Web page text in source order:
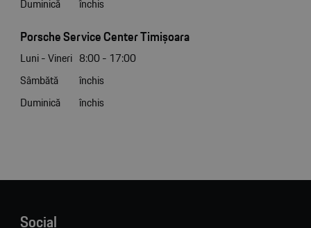
Duminică
închis
Porsche Service Center Timișoara
Luni - Vineri 8:00 - 17:00
Sâmbătă
închis
Duminică
închis
Social